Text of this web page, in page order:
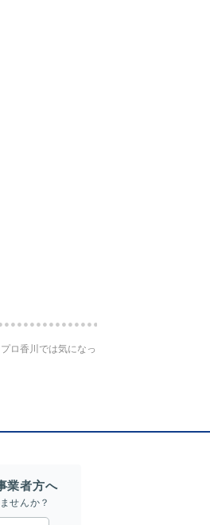
ロ香川では気になっ
業者方へ
せんか？